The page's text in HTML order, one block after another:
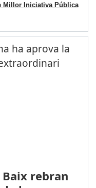
Millor Iniciativa Pública
rebran